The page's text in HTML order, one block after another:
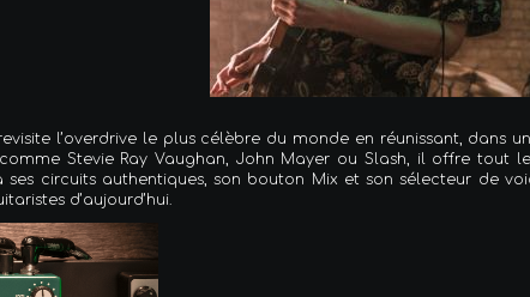
l’overdrive le plus célèbre du monde en réunissant, dans
Stevie Ray Vaughan, John Mayer ou Slash, il offre tout
ses circuits authentiques, son bouton Mix et son sélecteur de
d’aujourd’hui.